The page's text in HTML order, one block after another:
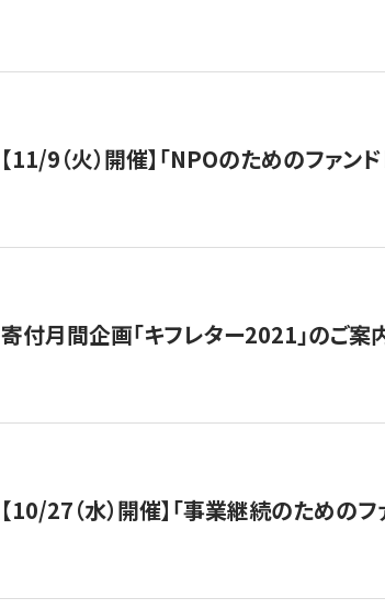
【11/9（火）開催】「NPOのためのファ
寄付月間企画「キフレター2021」のご案
【10/27（水）開催】「事業継続のための